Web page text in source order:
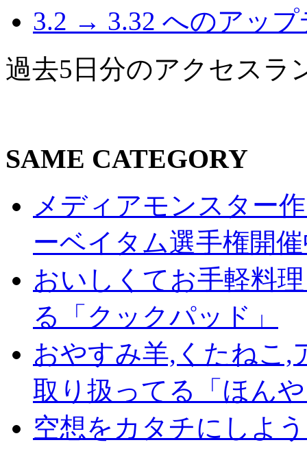
3.2 → 3.32 へのアップ
過去5日分のアクセスラ
SAME CATEGORY
メディアモンスター
ーベイタム選手権開
おいしくてお手軽料
る「クックパッド」
おやすみ羊,くたねこ,
取り扱ってる「ほん
空想をカタチにしよ